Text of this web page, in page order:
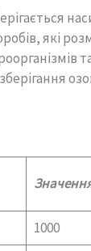
які
1000